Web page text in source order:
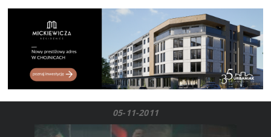
05-11-2011